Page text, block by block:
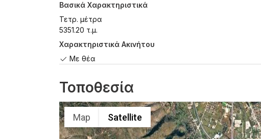
Βασικά Χαρακτηριστικά
Τετρ. μέτρα
5351.20 τ.μ.
Χαρακτηριστικά Ακινήτου
Με θέα
Τοποθεσία
Map Satellite